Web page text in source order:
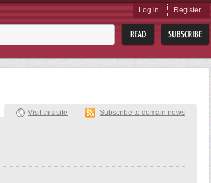
Log in Register
Visit this site Subscribe to domain news